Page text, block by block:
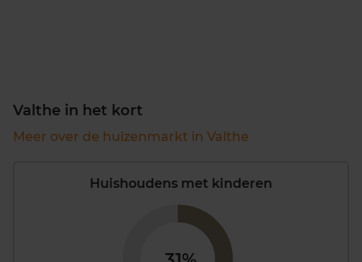
Valthe in het kort
Meer over de huizenmarkt in Valthe
Huishoudens met kinderen